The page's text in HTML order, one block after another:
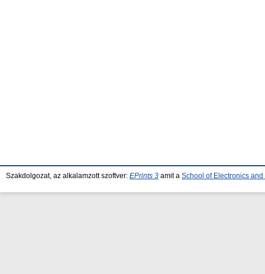
Szakdolgozat, az alkalamzott szoftver: EPrints 3 amit a School of Electronics